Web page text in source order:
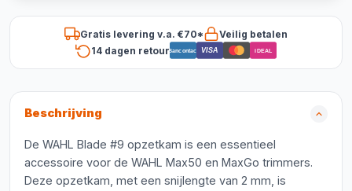
Gratis levering v.a. €70*
Veilig betalen
14 dagen retourBancontact VISA iDEAL
Beschrijving
De WAHL Blade #9 opzetkam is een essentieel
accessoire voor de WAHL Max50 en MaxGo trimmers.
Deze opzetkam, met een snijlengte van 2 mm, is